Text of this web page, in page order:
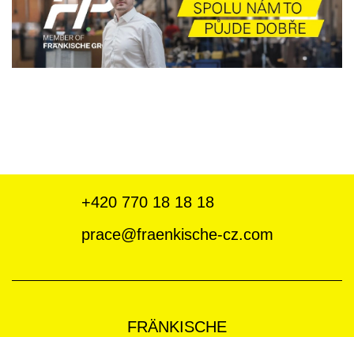
+420 770 18 18 18
prace@fraenkische-cz.com
FRÄNKISCHE